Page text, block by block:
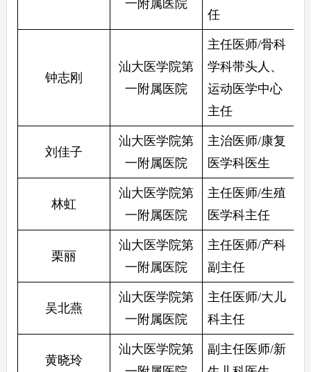
一附属医院
任
钟志刚
汕大医学院第
一附属医院
主任医师/骨科
学科带头人、
运动医学中心
主任
刘佳子
汕大医学院第
一附属医院
主治医师/康复
医学科医生
林虹
汕大医学院第
一附属医院
主任医师/生殖
医学科主任
栗丽
汕大医学院第
一附属医院
主任医师/产科
副主任
吴北燕
汕大医学院第
一附属医院
主任医师/大儿
科主任
黄晓玲
汕大医学院第
副主任医师/新